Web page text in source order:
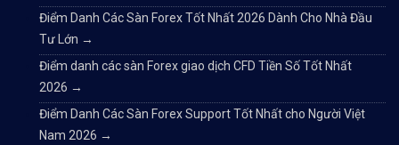
Điểm Danh Các Sàn Forex Tốt Nhất 2026 Dành Cho Nhà Đầu
Tư Lớn →
Điểm danh các sàn Forex giao dịch CFD Tiền Số Tốt Nhất
2026 →
Điểm Danh Các Sàn Forex Support Tốt Nhất cho Người Việt
Nam 2026 →